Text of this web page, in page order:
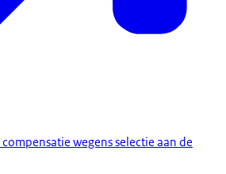
compensatie wegens selectie aan de